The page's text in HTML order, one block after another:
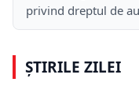
privind dreptul de
ȘTIRILE ZILEI